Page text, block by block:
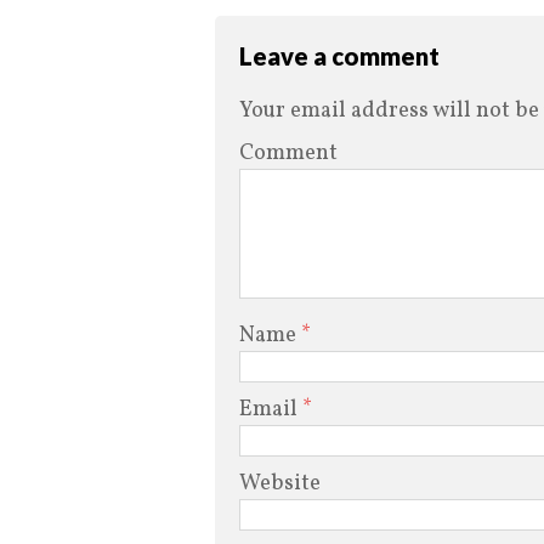
Leave a comment
Your email address will not
Comment
Name *
Email *
Website